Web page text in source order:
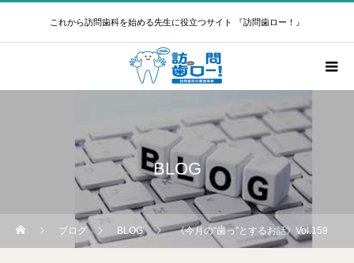
これから訪問歯科を始める先生に役立つサイト 『訪問歯ロー！』
BLOG
ブログ BLOG 《今月の“歯っ”とするお話》Vol.159